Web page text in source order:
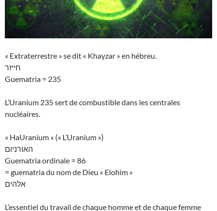
« Extraterrestre » se dit « Khayzar » en hébreu.
חייזר
Guematria = 235
L’Uranium 235 sert de combustible dans les centrales
nucléaires.
« HaUranium » (« L’Uranium »)
האורניום
Guematria ordinale = 86
= guematria du nom de Dieu « Elohim »
אלהים
L’essentiel du travail de chaque homme et de chaque femme